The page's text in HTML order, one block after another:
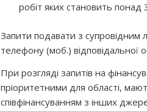
робіт яких становить понад
Запити подавати з супровідним
телефону (моб.) відповідальної
При розгляді запитів на
пріоритетними для області,
співфінансуванням з інших